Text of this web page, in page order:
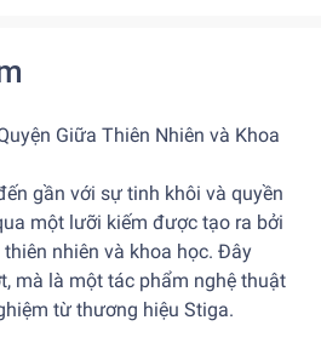
Giữa Thiên Nhiên và Khoa
gần với sự tinh khôi và quyền
một lưỡi kiếm được tạo ra bởi
nhiên và khoa học. Đây
mà là một tác phẩm nghệ thuật
từ thương hiệu Stiga.